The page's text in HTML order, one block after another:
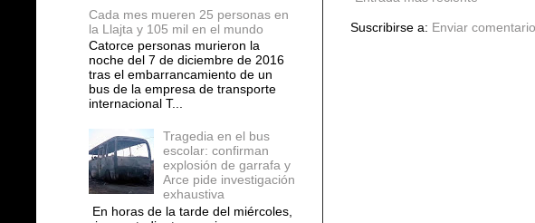
Suscribirse a: Enviar
Cada mes mueren 25 personas en
la Llajta y 105 mil en el mundo
Catorce personas murieron la
noche del 7 de diciembre de 2016
tras el embarrancamiento de un
bus de la empresa de transporte
internacional T...
Tragedia en el bus
escolar: confirman
explosión de garrafa y
Arce pide investigación
exhaustiva
En horas de la tarde del miércoles,